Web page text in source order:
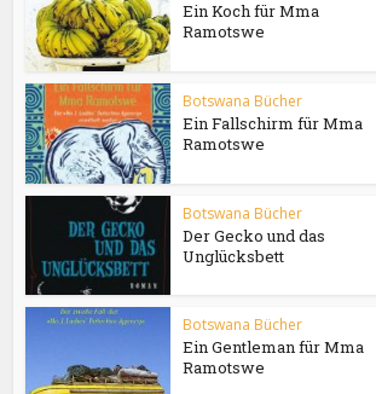
Ein Koch für Mma
Ramotswe
Botswana Bücher
Ein Fallschirm für Mma
Ramotswe
Botswana Bücher
Der Gecko und das
Unglücksbett
Botswana Bücher
Ein Gentleman für Mma
Ramotswe